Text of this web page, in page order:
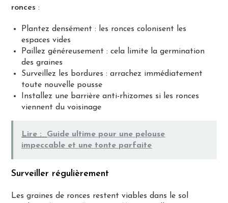
ronces :
Plantez densément : les ronces colonisent les
espaces vides
Paillez généreusement : cela limite la germination
des graines
Surveillez les bordures : arrachez immédiatement
toute nouvelle pousse
Installez une barrière anti-rhizomes si les ronces
viennent du voisinage
Lire :
Guide ultime pour une pelouse
impeccable et une tonte parfaite
Surveiller régulièrement
Les graines de ronces restent viables dans le sol